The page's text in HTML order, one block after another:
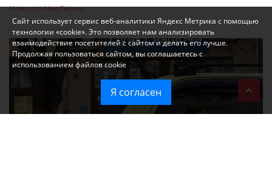
Новости МирТесен
Сайт использует сервис веб-аналитики Яндекс Метрика с помощью
технологии «cookie». Это позволяет нам анализировать
взаимодействие посетителей с сайтом и делать его лучше.
Продолжая пользоваться сайтом, вы соглашаетесь с
использованием файлов cookie
Я согласен